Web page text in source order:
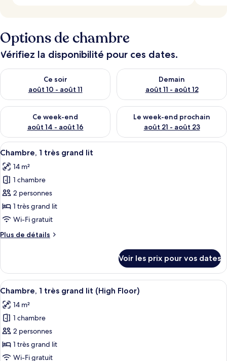
Options de chambre
Vérifiez la disponibilité pour ces dates.
Ce soir
août 10 - août 11
Vérifier la disponibilité pour ce soir août 10 - août 11
Demain
août 11 - août 12
Vérifier la disponibilité pour
Ce week-end
août 14 - août 16
Vérifier la disponibilité pour ce week-end août 14 - août 16
Le week-end prochain
août 21 - août 23
Vérifier la disponibilité pour
Afficher
toutes
les
photos
pour
ce
type
chambre :
très
grand
lit
Une chambre d’hôtel avec un lit,
11
Chambre, 1 très grand lit
14 m²
1 chambre
2 personnes
1 très grand lit
Wi-Fi gratuit
Plus de détails
Plus
le
type
de
Chambre,
grand
lit
Voir les prix pour vos dates
Afficher
toutes
les
photos
pour
ce
type
Une chambre d’hôtel avec un lit,
11
Chambre, 1 très grand lit (High Floor)
14 m²
1 chambre
2 personnes
1 très grand lit
Wi-Fi gratuit